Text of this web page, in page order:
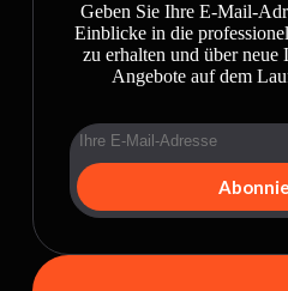
Geben Sie Ihre E-Mail-
Einblicke in die
zu erhalten und über neue
Angebote auf dem